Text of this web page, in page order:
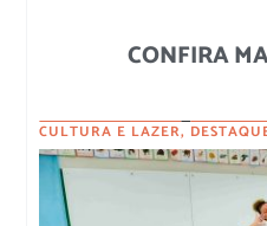
CONFIRA
CULTURA E LAZER,